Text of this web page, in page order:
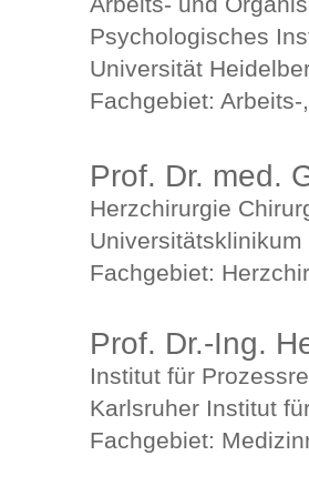
Psychologisches
Universität
Fachgebiet:
Prof. Dr. med.
Herzchirurgie
Fachgebiet:
Prof. Dr.-Ing.
Institut für
Karlsruher Institut
Fachgebiet: